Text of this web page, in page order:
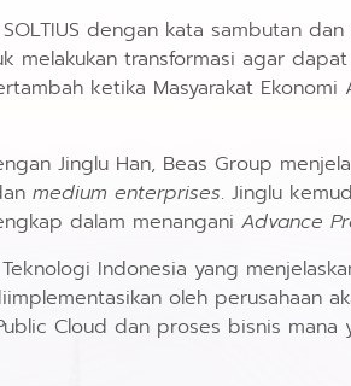
dengan kata sambutan dan
melakukan transformasi agar
ketika Masyarakat Ekonomi
Jinglu Han, Beas Group
medium enterprises. Jinglu
dalam menangani Advance
Indonesia yang
oleh perusahaan
Cloud dan proses bisnis mana